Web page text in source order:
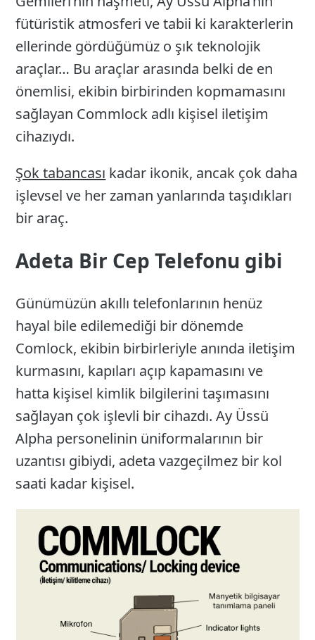
fütüristik atmosferi ve tabii ki karakterlerin
ellerinde gördüğümüz o şık teknolojik
araçlar… Bu araçlar arasında belki de en
önemlisi, ekibin birbirinden kopmamasını
sağlayan Commlock adlı kişisel iletişim
cihazıydı.
Şok tabancası kadar ikonik, ancak çok daha
işlevsel ve her zaman yanlarında taşıdıkları
bir araç.
Adeta Bir Cep Telefonu gibi
Günümüzün akıllı telefonlarının henüz
hayal bile edilemediği bir dönemde
Comlock, ekibin birbirleriyle anında iletişim
kurmasını, kapıları açıp kapamasını ve
hatta kişisel kimlik bilgilerini taşımasını
sağlayan çok işlevli bir cihazdı. Ay Üssü
Alpha personelinin üniformalarının bir
uzantısı gibiydi, adeta vazgeçilmez bir kol
saati kadar kişisel.